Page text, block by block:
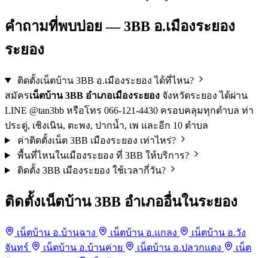
คำถามที่พบบ่อย — 3BB อ.เมืองระยอง
ระยอง
ติดตั้งเน็ตบ้าน 3BB อ.เมืองระยอง ได้ที่ไหน?
สมัครเน็ตบ้าน 3BB อำเภอเมืองระยอง จังหวัดระยอง ได้ผ่าน
LINE @tan3bb หรือโทร 066-121-4430 ครอบคลุมทุกตำบล ท่า
ประดู่, เชิงเนิน, ตะพง, ปากน้ำ, เพ และอีก 10 ตำบล
ค่าติดตั้งเน็ต 3BB เมืองระยอง เท่าไหร่?
พื้นที่ไหนในเมืองระยอง ที่ 3BB ให้บริการ?
ติดตั้ง 3BB เมืองระยอง ใช้เวลากี่วัน?
ติดตั้งเน็ตบ้าน 3BB อำเภออื่นในระยอง
เน็ตบ้าน อ.บ้านฉาง เน็ตบ้าน อ.แกลง
เน็ตบ้าน อ.วัง
จันทร์
เน็ตบ้าน อ.บ้านค่าย เน็ตบ้าน อ.ปลวกแดง
เน็ต